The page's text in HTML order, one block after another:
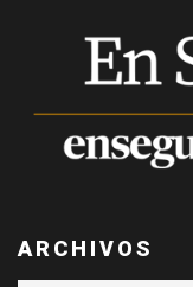
ARCHIVOS